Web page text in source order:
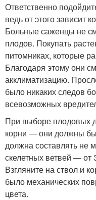
Ответственно
ведь от этого зависит
Больные саженцы не
плодов. Покупать
питомниках, которые
Благодаря этому они
акклиматизацию.
было никаких следов
всевозможных
При выборе плодовых
корни — они должны
должна составлять не
скелетных ветвей — от
Взгляните на ствол и
было механических
цвета.